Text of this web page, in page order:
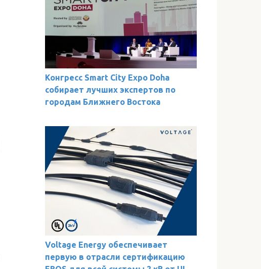
Конгресс Smart City Expo Doha
собирает лучших экспертов по
городам Ближнего Востока
Voltage Energy обеспечивает
первую в отрасли сертификацию